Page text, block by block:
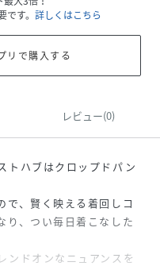
す。 詳しくはこちら
で購入する
レビュー(0)
トハブはクロップドパン
で、賢く映える着回しコ
り、つい毎日着こなした
ンドオンなニュアンスを